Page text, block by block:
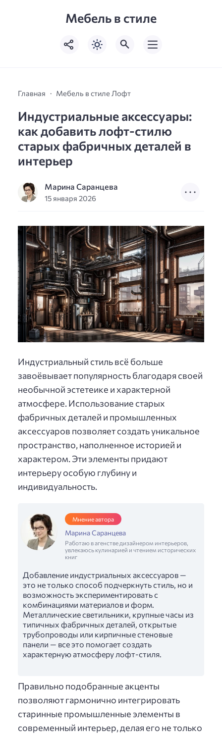
Мебель в стиле
Главная Мебель в стиле Лофт
Индустриальные аксессуары:
как добавить лофт-стилю
старых фабричных деталей в
интерьер
Марина Саранцева
15 января 2026
Индустриальный стиль всё больше
завоёвывает популярность благодаря своей
необычной эстетеике и характерной
атмосфере. Использование старых
фабричных деталей и промышленных
аксессуаров позволяет создать уникальное
пространство, наполненное историей и
характером. Эти элементы придают
интерьеру особую глубину и
индивидуальность.
Мнение автора
Марина Саранцева
Работаю в агенстве дизайнером интерьеров,
увлекаюсь кулинарией и чтением исторических
книг
Добавление индустриальных аксессуаров —
это не только способ подчеркнуть стиль, но и
возможность экспериментировать с
комбинациями материалов и форм.
Металлические светильники, крупные часы из
типичных фабричных деталей, открытые
трубопроводы или кирпичные стеновые
панели — все это помогает создать
характерную атмосферу лофт-стиля.
Правильно подобранные акценты
позволяют гармонично интегрировать
старинные промышленные элементы в
современный интерьер, делая его не только